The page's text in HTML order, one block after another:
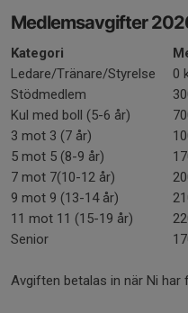
Medlemsavgifter
Kategori
Ledare/Tränare/Styrelse
0
Stödmedlem
Kul med boll (5-6 år)
3 mot 3 (7 år)
5 mot 5 (8-9 år)
7 mot 7(10-12 år)
9 mot 9 (13-14 år)
11 mot 11 (15-19 år)
Senior
Avgiften betalas in när Ni